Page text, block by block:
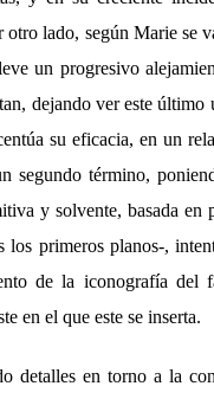
otro lado, según Marie se
un progresivo
dejando ver este último
su eficacia, en un
segundo término,
y solvente, basada en
los primeros planos-,
de la iconografía del
en el que este se inserta.
detalles en torno a la